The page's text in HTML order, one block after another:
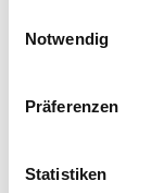
Unterstützung.
Notwendig
Präferenzen
Statistiken
Referenzen
Karriere
Unser Angebot
Steildächer